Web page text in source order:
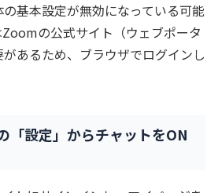
基本設定が無効になっている可能
の公式サイト（ウェブポータ
あるため、ブラウザでログインし
「設定」からチャットをON